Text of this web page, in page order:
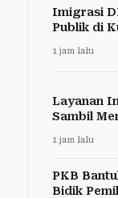
Imigrasi
Publik di
1 jam lalu
Layanan
Sambil
1 jam lalu
PKB
Bidik